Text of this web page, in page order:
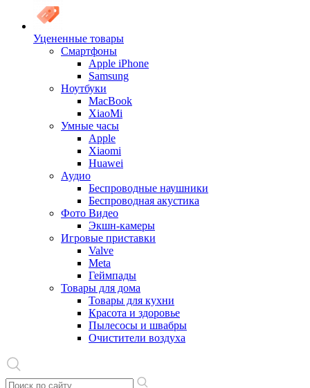
Уцененные товары
Cмартфоны
Apple iPhone
Samsung
Ноутбуки
MacBook
XiaoMi
Умные часы
Apple
Xiaomi
Huawei
Аудио
Беспроводные наушники
Беспроводная акустика
Фото Видео
Экшн-камеры
Игровые приставки
Valve
Meta
Геймпады
Товары для дома
Товары для кухни
Красота и здоровье
Пылесосы и швабры
Очистители воздуха